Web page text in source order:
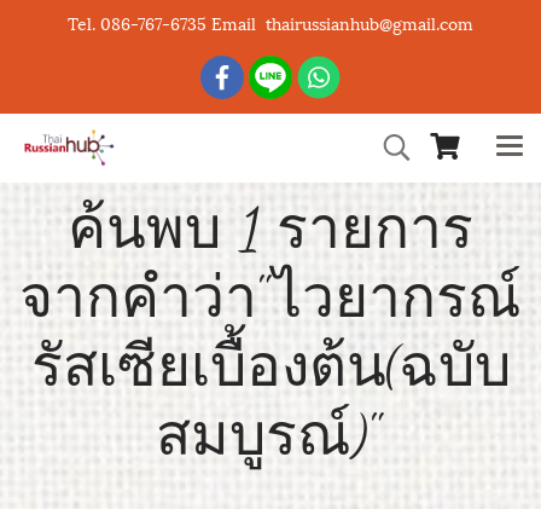
Tel. 086-767-6735 Email thairussianhub@gmail.com
ค้นพบ 1 รายการ
จากคำว่า"ไวยากรณ์
รัสเซียเบื้องต้น(ฉบับ
สมบูรณ์)"